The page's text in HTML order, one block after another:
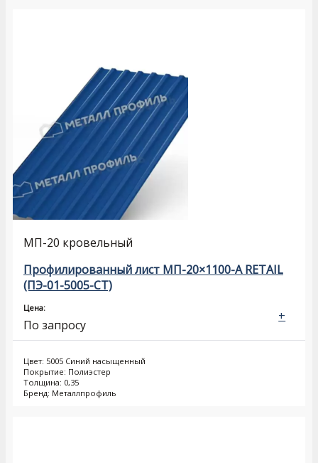
МП-20 кровельный
Профилированный лист МП-20×1100-A RETAIL
(ПЭ-01-5005-СТ)
Цена:
По запросу
Цвет: 5005 Синий насыщенный
Покрытие: Полиэстер
Толщина: 0,35
Бренд: Металлпрофиль
+